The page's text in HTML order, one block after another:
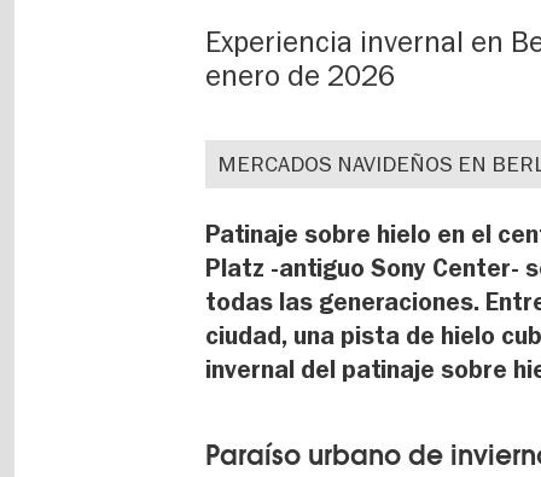
Experiencia invernal en
enero de 2026
MERCADOS NAVIDEÑOS EN
Patinaje sobre hielo en el
Platz -antiguo Sony Center-
todas las generaciones.
ciudad, una pista de hielo
invernal del patinaje sobre
Paraíso urbano de